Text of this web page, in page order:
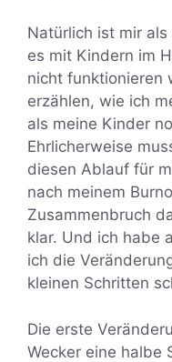
Natürlich ist mir
es mit Kindern im
nicht funktionieren
erzählen, wie ich
als meine Kinder
Ehrlicherweise
diesen Ablauf für
nach meinem
Zusammenbruch
klar. Und ich habe
ich die
kleinen Schritten
Die erste
Wecker eine halbe